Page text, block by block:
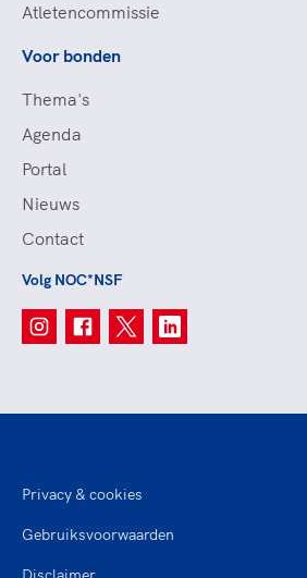
Atletencommissie
Voor bonden
Thema's
Agenda
Portal
Nieuws
Contact
Volg NOC*NSF
Privacy & cookies
Gebruiksvoorwaarden